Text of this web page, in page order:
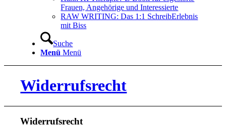
Frauen, Angehörige und Interessierte
RAW WRITING: Das 1:1 SchreibErlebnis
mit Biss
Suche
Menü Menü
Widerrufsrecht
Widerrufsrecht